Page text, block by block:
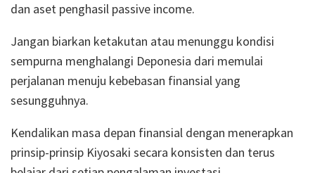
dan aset penghasil passive income.
Jangan biarkan ketakutan atau menunggu kondisi
sempurna menghalangi Deponesia dari memulai
perjalanan menuju kebebasan finansial yang
sesungguhnya.
Kendalikan masa depan finansial dengan menerapkan
prinsip-prinsip Kiyosaki secara konsisten dan terus